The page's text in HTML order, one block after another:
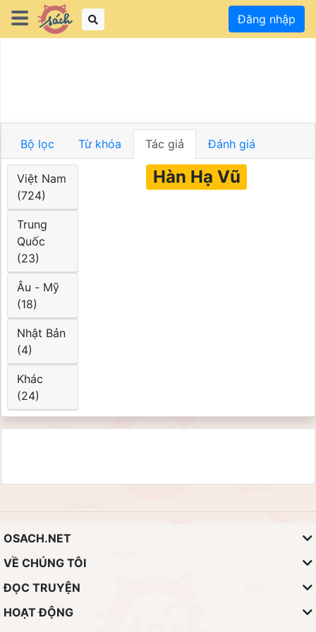
Đăng nhập
Bộ lọc Từ khóa Tác giả Đánh giá
Việt Nam
(724)
Trung
Quốc
(23)
Âu - Mỹ
(18)
Nhật Bản
(4)
Khác
(24)
Hàn Hạ Vũ
OSACH.NET
VỀ CHÚNG TÔI
ĐỌC TRUYỆN
HOẠT ĐỘNG